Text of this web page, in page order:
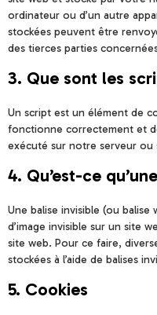
ordinateur ou d’un autre
stockées peuvent être
des tierces parties
3. Que sont les
Un script est un élément de
fonctionne correctement et
exécuté sur notre serveur ou
4. Qu’est-ce
Une balise invisible (ou
d’image invisible sur un site
site web. Pour ce faire,
stockées à l’aide de balises
5. Cookies